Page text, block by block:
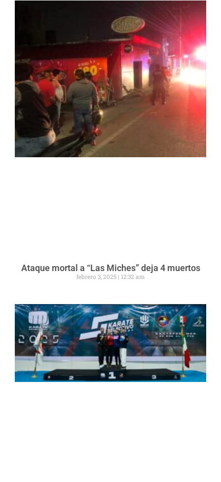
Ataque mortal a “Las Miches” deja 4 muertos
febrero 3, 2025 12:32 am